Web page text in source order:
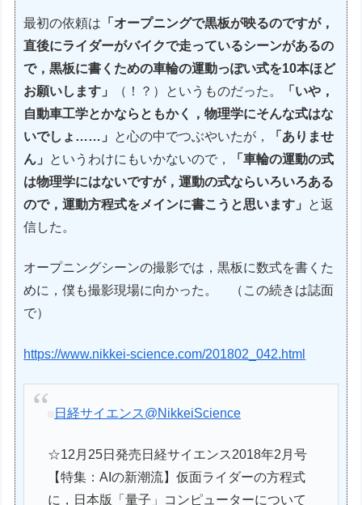
最初の依頼は 「オープニングで黒板が映るのですが，
直後にライダーがバイクで走っているシーンがあるの
で，黒板に書くための車輪の運動っぽい式を10本ほど
お願いします」
（！？）というものだった。
「いや，
自動車工学とかならともかく，物理学にそんな式はな
いでしょ……」
と心の中でつぶやいたが，
「ありませ
ん」
というわけにもいかないので，
「車輪の運動の式
は物理学にはないですが，運動の式ならいろいろある
ので，運動方程式をメインに書こうと思います」
と返
信した。
オープニングシーンの撮影では，黒板に数式を書くた
めに，僕も撮影現場に向かった。 （この続きは誌面
で）
https://www.nikkei-science.com/201802_042.html
日経サイエンス@NikkeiScience
☆12月25日発売日経サイエンス2018年2月号
【特集：AIの新潮流】仮面ライダーの方程式
に，日本版「量子」コンピューターについて